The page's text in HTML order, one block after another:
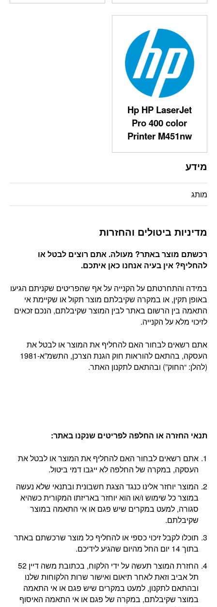
Hp HP LaserJet
Pro 400 color
Printer M451nw‎
מידע
מותג
מדיניות ביטולים והחזרות
רכשתם מוצר באתר? מעולה. אתם רוצים לבטל או
להחליף? אין בעיה אנחנו כאן איתכם.
במידה והתחרטתם על הקנייה על אף שהפריטים שקניתם הגיעו
באופן תקין, או במקרה שקיבלתם מוצר תקול או שקיימת אי
התאמה בין הרשום באתר לבין המוצר שקיבלתם, הנכם זכאים
לזיכוי מלא על הקנייה.
אתם רשאים לבחור האם להחליף את המוצר או לבטל את
העסקה, בהתאם להוראות חוק הגנת הצרכן, התשמ”א-1981
(להלן: “החוק”) ובהתאם לתקנון האתר.
תנאי החזרה או החלפה לפריטים שנקנו באתר:
אתם רשאים לבחור האם להחליף את המוצר או לבטל את
העסקה, במקרה של החלפה לא ייגבו דמי ביטול.
המוצר יוחזר אלינו כנגד הצגת חשבונית ובתנאי שלא נעשה
במוצר כל שימוש ו/או הוא יוחזר באריזתו המקורית כשהיא
סגורה, למעט במקרים שיש פגם או אי התאמה במוצר
שקיבלתם.
תוכלו לקבל זיכוי כספי או להחליף כל מוצר שרכשתם באתר
בתוך 14 יום החל מהיום שהגיע לידיכם.
החזרת המוצר תעשה על ידי הלקוח, בכתובת משה דיין 52
תל אביב וזאת לאחר תיאום ואישור שרות הלקוחות שלנו
ובהתאם לתקנון, למעט במקרים שיש פגם או אי התאמה
במוצר שקיבלתם, במקרה של פגם או אי התאמה האיסוף